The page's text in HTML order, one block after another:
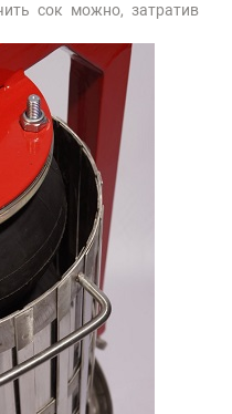
сок можно, затратив